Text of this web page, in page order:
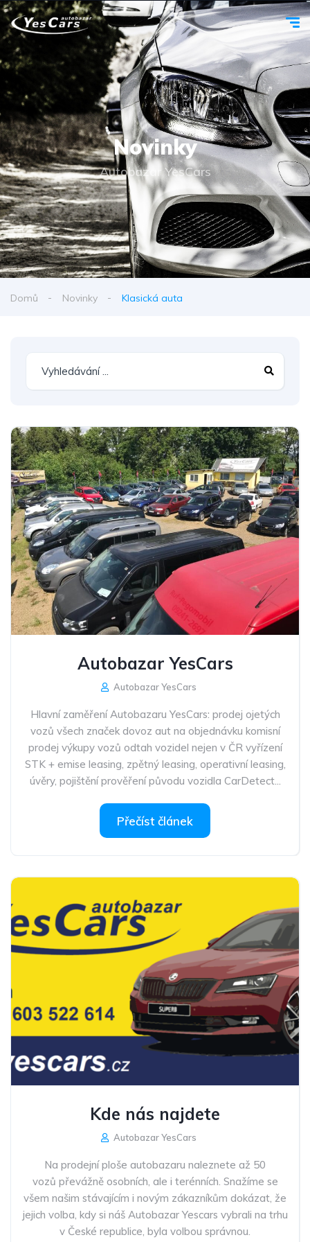
Novinky
Autobazar YesCars
Domů Novinky Klasická auta
Autobazar YesCars
Autobazar YesCars
Hlavní zaměření Autobazaru YesCars: prodej ojetých
vozů všech značek dovoz aut na objednávku komisní
prodej výkupy vozů odtah vozidel nejen v ČR vyřízení
STK + emise leasing, zpětný leasing, operativní leasing,
úvěry, pojištění prověření původu vozidla CarDetect...
Přečíst článek
Kde nás najdete
Autobazar YesCars
Na prodejní ploše autobazaru naleznete až 50
vozů převážně osobních, ale i terénních. Snažíme se
všem našim stávajícím i novým zákazníkům dokázat, že
jejich volba, kdy si náš Autobazar Yescars vybrali na trhu
v České republice, byla volbou správnou.